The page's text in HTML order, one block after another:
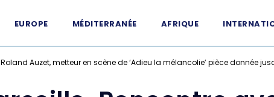
EUROPE MÉDITERRANÉE AFRIQUE
Auzet, metteur en scène de ‘Adieu la mélancolie’ pièce donnée